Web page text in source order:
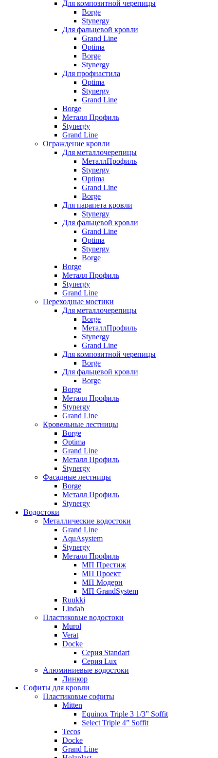
Для композитной черепицы
Borge
Stynergy
Для фальцевой кровли
Grand Line
Optima
Borge
Stynergy
Для профнастила
Optima
Stynergy
Grand Line
Borge
Металл Профиль
Stynergy
Grand Line
Ограждение кровли
Для металлочерепицы
МеталлПрофиль
Stynergy
Optima
Grand Line
Borge
Для парапета кровли
Stynergy
Для фальцевой кровли
Grand Line
Optima
Stynergy
Borge
Borge
Металл Профиль
Stynergy
Grand Line
Переходные мостики
Для металлочерепицы
Borge
МеталлПрофиль
Stynergy
Grand Line
Для композитной черепицы
Borge
Для фальцевой кровли
Borge
Borge
Металл Профиль
Stynergy
Grand Line
Кровельные лестницы
Borge
Optima
Grand Line
Металл Профиль
Stynergy
Фасадные лестницы
Borge
Металл Профиль
Stynergy
Водостоки
Металлические водостоки
Grand Line
AquAsystem
Stynergy
Металл Профиль
МП Престиж
МП Проект
МП Модерн
МП GrandSystem
Ruukki
Lindab
Пластиковые водостоки
Murol
Verat
Docke
Серия Standart
Серия Lux
Алюминиевые водостоки
Линкор
Софиты для кровли
Пластиковые софиты
Mitten
Equinox Triple 3 1/3” Soffit
Select Triple 4” Soffit
Tecos
Docke
Grand Line